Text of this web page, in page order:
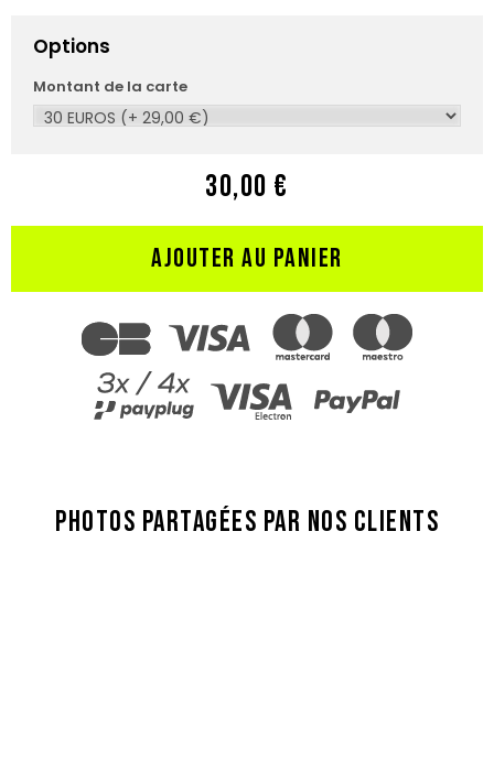
Options
Montant de la carte
30,00 €
AJOUTER AU PANIER
PHOTOS PARTAGÉES PAR NOS CLIENTS